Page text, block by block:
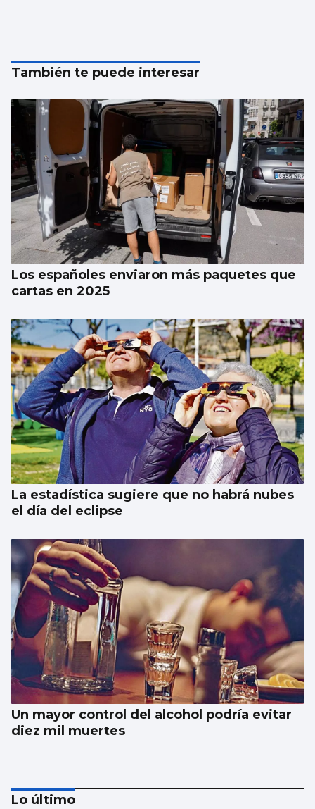
También te puede interesar
Los españoles enviaron más paquetes que
cartas en 2025
La estadística sugiere que no habrá nubes
el día del eclipse
Un mayor control del alcohol podría evitar
diez mil muertes
Lo último